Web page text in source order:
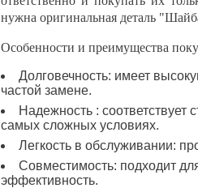
нужна оригинальная деталь
Особенности и преимущества
Долговечность: имеет
частой замене.
Надежность : соответствует
самых сложных условиях.
Легкость в обслуживании:
Совместимость: подходит
эффективность.